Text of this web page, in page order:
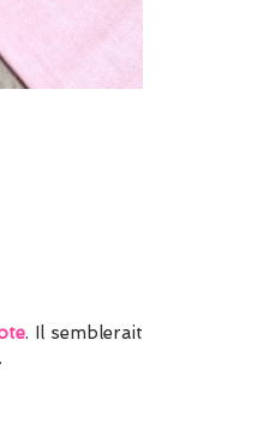
. Il semblerait